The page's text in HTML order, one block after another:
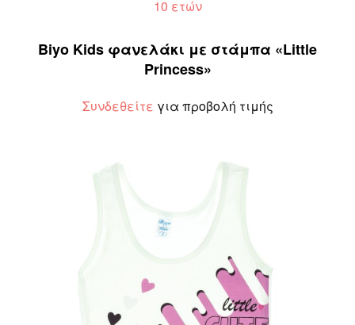
10 ετών
Biyo Kids φανελάκι με στάμπα «Little
Princess»
Συνδεθείτε για προβολή τιμής